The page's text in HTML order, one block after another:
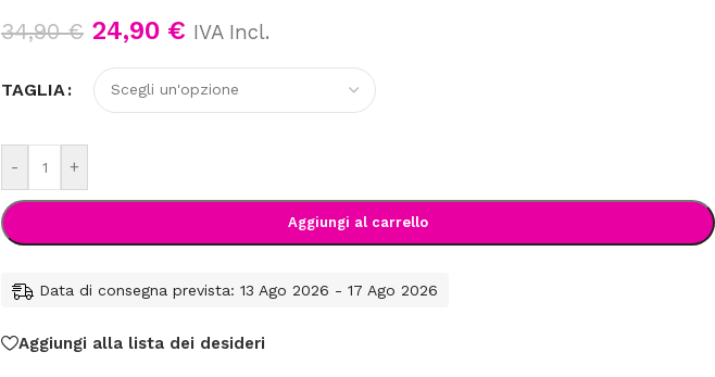
34,90€ 24,90 € IVA Incl.
TAGLIA
- +
Aggiungi al carrello
Data di consegna prevista: 13 Ago 2026 - 17 Ago 2026
Aggiungi alla lista dei desideri